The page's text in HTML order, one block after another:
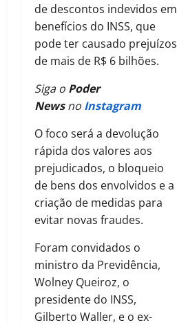
de descontos indevidos em
benefícios do INSS, que
pode ter causado prejuízos
de mais de R$ 6 bilhões.
Siga o Poder
Newsno Instagram
O foco será a devolução
rápida dos valores aos
prejudicados, o bloqueio
de bens dos envolvidos e a
criação de medidas para
evitar novas fraudes.
Foram convidados o
ministro da Previdência,
Wolney Queiroz, o
presidente do INSS,
Gilberto Waller, e o ex-